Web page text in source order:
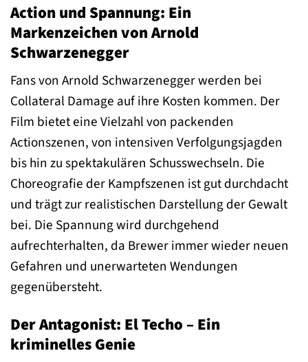
Action und Spannung: Ein
Markenzeichen von Arnold
Schwarzenegger
Fans von Arnold Schwarzenegger werden bei
Collateral Damage auf ihre Kosten kommen. Der
Film bietet eine Vielzahl von packenden
Actionszenen, von intensiven Verfolgungsjagden
bis hin zu spektakulären Schusswechseln. Die
Choreografie der Kampfszenen ist gut durchdacht
und trägt zur realistischen Darstellung der Gewalt
bei. Die Spannung wird durchgehend
aufrechterhalten, da Brewer immer wieder neuen
Gefahren und unerwarteten Wendungen
gegenübersteht.
Der Antagonist: El Techo – Ein
kriminelles Genie